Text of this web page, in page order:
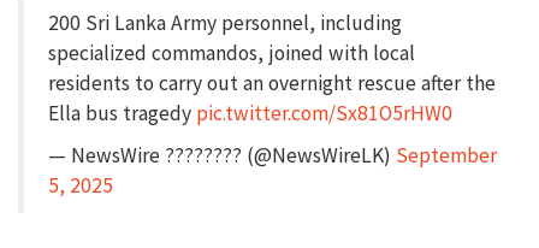
200 Sri Lanka Army personnel, including
specialized commandos, joined with local
residents to carry out an overnight rescue after the
Ella bus tragedy pic.twitter.com/Sx81O5rHW0
— NewsWire ???????? (@NewsWireLK) September
5, 2025